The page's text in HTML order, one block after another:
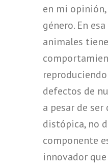
en mi
género. En
animales
defectos de
a pesar de
distópica, no
componente
innovador